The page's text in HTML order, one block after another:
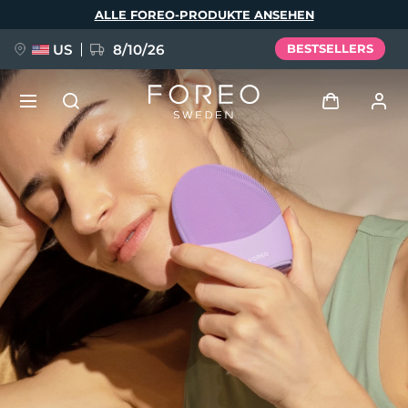
ALLE FOREO-PRODUKTE ANSEHEN
US 8/10/26 BESTSELLERS
Benutzerkonto
Meine Geräte
Meine Bestellungen
Meine Adressen
Meine Abonnements
NEU
FAQ™ Pure Beauty-Tech Elixir
BREAKING NEWS
issa™ Teeth Whitening Set
Sprache
English Deutsch
Español
Français
Italiano
Português
Svenska
Русский
Türkçe
简体中文 繁體中文